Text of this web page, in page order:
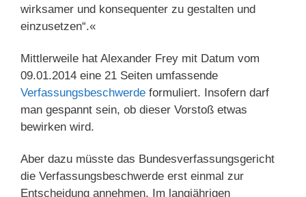
wirksamer und konsequenter zu gestalten und
einzusetzen“.«
Mittlerweile hat Alexander Frey mit Datum vom
09.01.2014 eine 21 Seiten umfassende
Verfassungsbeschwerde formuliert. Insofern darf
man gespannt sein, ob dieser Vorstoß etwas
bewirken wird.
Aber dazu müsste das Bundesverfassungsgericht
die Verfassungsbeschwerde erst einmal zur
Entscheidung annehmen. Im langjährigen